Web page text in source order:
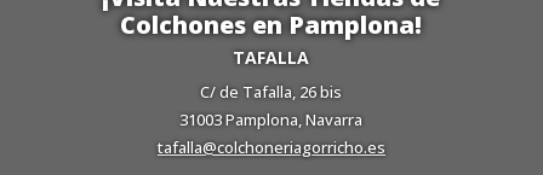
Colchones en Pamplona!
TAFALLA
C/ de Tafalla, 26 bis
31003 Pamplona, Navarra
tafalla@colchoneriagorricho.es